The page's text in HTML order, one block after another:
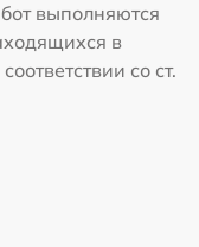
выполняются
в
со ст.